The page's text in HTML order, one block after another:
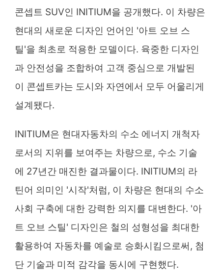
콘셉트 SUV인 INITIUM을 공개했다. 이 차량은
현대의 새로운 디자인 언어인 '아트 오브 스
틸'을 최초로 적용한 모델이다. 육중한 디자인
과 안전성을 조합하여 고객 중심으로 개발된
이 콘셉트카는 도시와 자연에서 모두 어울리게
설계됐다.
INITIUM은 현대자동차의 수소 에너지 개척자
로서의 지위를 보여주는 차량으로, 수소 기술
에 27년간 매진한 결과물이다. INITIUM의 라
틴어 의미인 '시작'처럼, 이 차량은 현대의 수소
사회 구축에 대한 강력한 의지를 대변한다. '아
트 오브 스틸' 디자인은 철의 성형성을 최대한
활용하여 자동차를 예술로 승화시킴으로써, 첨
단 기술과 미적 감각을 동시에 구현했다.